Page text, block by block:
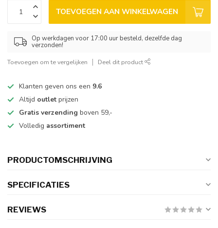
TOEVOEGEN AAN WINKELWAGEN
Op werkdagen voor 17:00 uur besteld, dezelfde dag
verzonden!
Toevoegen om te vergelijken Deel dit product
Klanten geven ons een 9.6
Altijd outlet prijzen
Gratis verzending boven 59,-
Volledig assortiment
PRODUCTOMSCHRIJVING
SPECIFICATIES
REVIEWS